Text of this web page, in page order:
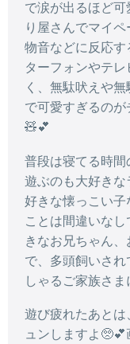
で涙が出るほど
り屋さんでマイペ
物音などに反応
ターフォンやテ
く、無駄吠えや
で可愛すぎるの
🧸💕
普段は寝てる時間
遊ぶのも大好き
好きな懐っこい子
ことは間違いな
きなお兄ちゃん
で、多頭飼いさ
しゃるご家族さ
遊び疲れたあとは
ュンしますよ